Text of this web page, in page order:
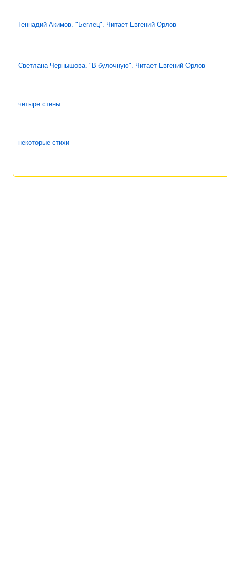
Геннадий Акимов. "Беглец". Читает Евгений Орлов
Светлана Чернышова. "В булочную". Читает Евгений Орлов
четыре стены
некоторые стихи